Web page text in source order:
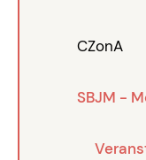
CZonA
SBJM -